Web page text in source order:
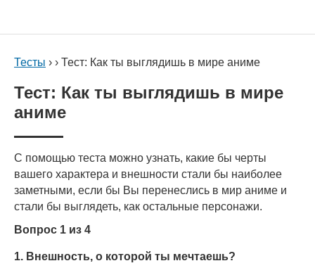
Тесты › › Тест: Как ты выглядишь в мире аниме
Тест: Как ты выглядишь в мире
аниме
С помощью теста можно узнать, какие бы черты
вашего характера и внешности стали бы наиболее
заметными, если бы Вы перенеслись в мир аниме и
стали бы выглядеть, как остальные персонажи.
Вопрос 1 из 4
1. Внешность, о которой ты мечтаешь?